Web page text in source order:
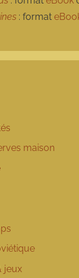
: format
maison
jeux